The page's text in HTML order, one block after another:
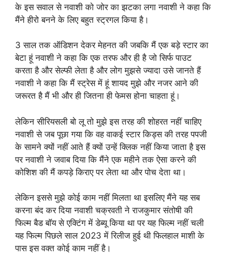
के इस सवाल से नवाशी को जोर का झटका लगा नवाशी ने कहा कि
मैंने हीरो बनने के लिए बहुत स्ट्रगल किया है।
3 साल तक ऑडिशन देकर मेहनत की जबकि मैं एक बड़े स्टार का
बेटा हूं नवाशी ने कहा कि एक तरफ और ही है जो सिर्फ पाउट
करता है और सेल्फी लेता है और लोग मुझसे ज्यादा उसे जानते हैं
नवाशी ने कहा कि मैं स्ट्रेस में हूं शायद मुझे और नजर आने की
जरूरत है मैं भी और ही जितना ही फेमस होना चाहता हूं।
लेकिन सीरियसली बो लू तो मुझे इस तरह की शोहरत नहीं चाहिए
नवाशी से जब पूछा गया कि वह वाकई स्टार किड्स की तरह पपजी
के सामने क्यों नहीं आते हैं क्यों उन्हें क्लिक नहीं किया जाता है इस
पर नवाशी ने जवाब दिया कि मैंने एक महीने तक ऐसा करने की
कोशिश की मैं कपड़े किराए पर लेता था और पोच देता था।
लेकिन इससे मुझे कोई काम नहीं मिलता था इसलिए मैंने यह सब
करना बंद कर दिया नवाशी चक्रवती ने राजकुमार संतोषी की
फिल्म बैड बॉय से एक्टिंग में डेब्यू किया था पर यह फिल्म नहीं चली
यह फिल्म पिछले साल 2023 में रिलीज हुई थी फिलहाल माशी के
पास इस वक्त कोई काम नहीं है।